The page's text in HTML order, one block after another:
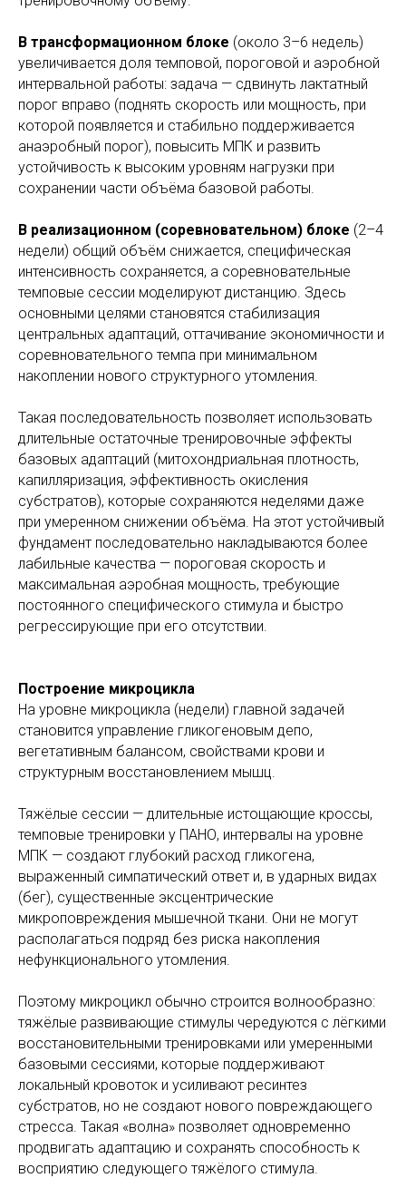
В трансформационном блоке (около 3–6 недель)
увеличивается доля темповой, пороговой и аэробной
интервальной работы: задача — сдвинуть лактатный
порог вправо (поднять скорость или мощность, при
которой появляется и стабильно поддерживается
анаэробный порог), повысить МПК и развить
устойчивость к высоким уровням нагрузки при
сохранении части объёма базовой работы.
В реализационном (соревновательном) блоке (2–4
недели) общий объём снижается, специфическая
интенсивность сохраняется, а соревновательные
темповые сессии моделируют дистанцию. Здесь
основными целями становятся стабилизация
центральных адаптаций, оттачивание экономичности и
соревновательного темпа при минимальном
накоплении нового структурного утомления.
Такая последовательность позволяет использовать
длительные остаточные тренировочные эффекты
базовых адаптаций (митохондриальная плотность,
капилляризация, эффективность окисления
субстратов), которые сохраняются неделями даже
при умеренном снижении объёма. На этот устойчивый
фундамент последовательно накладываются более
лабильные качества — пороговая скорость и
максимальная аэробная мощность, требующие
постоянного специфического стимула и быстро
регрессирующие при его отсутствии.
Построение микроцикла
На уровне микроцикла (недели) главной задачей
становится управление гликогеновым депо,
вегетативным балансом, свойствами крови и
структурным восстановлением мышц.
Тяжёлые сессии — длительные истощающие кроссы,
темповые тренировки у ПАНО, интервалы на уровне
МПК — создают глубокий расход гликогена,
выраженный симпатический ответ и, в ударных видах
(бег), существенные эксцентрические
микроповреждения мышечной ткани. Они не могут
располагаться подряд без риска накопления
нефункционального утомления.
Поэтому микроцикл обычно строится волнообразно:
тяжёлые развивающие стимулы чередуются с лёгкими
восстановительными тренировками или умеренными
базовыми сессиями, которые поддерживают
локальный кровоток и усиливают ресинтез
субстратов, но не создают нового повреждающего
стресса. Такая «волна» позволяет одновременно
продвигать адаптацию и сохранять способность к
восприятию следующего тяжёлого стимула.